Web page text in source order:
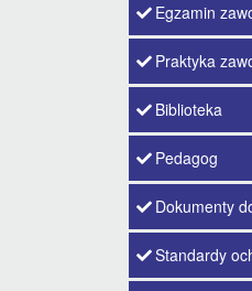
Egzamin
Praktyka
Biblioteka
Pedagog
Dokumenty
Standardy